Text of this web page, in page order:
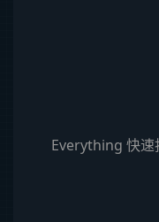
Everything 快速